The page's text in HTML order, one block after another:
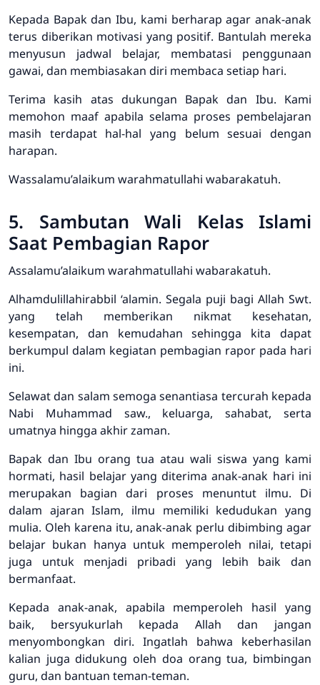
Kepada Bapak dan Ibu, kami berharap agar anak-anak
terus diberikan motivasi yang positif. Bantulah mereka
menyusun jadwal belajar, membatasi penggunaan
gawai, dan membiasakan diri membaca setiap hari.
Terima kasih atas dukungan Bapak dan Ibu. Kami
memohon maaf apabila selama proses pembelajaran
masih terdapat hal-hal yang belum sesuai dengan
harapan.
Wassalamu’alaikum warahmatullahi wabarakatuh.
5. Sambutan Wali Kelas Islami
Saat Pembagian Rapor
Assalamu’alaikum warahmatullahi wabarakatuh.
Alhamdulillahirabbil ‘alamin. Segala puji bagi Allah Swt.
yang telah memberikan nikmat kesehatan,
kesempatan, dan kemudahan sehingga kita dapat
berkumpul dalam kegiatan pembagian rapor pada hari
ini.
Selawat dan salam semoga senantiasa tercurah kepada
Nabi Muhammad saw., keluarga, sahabat, serta
umatnya hingga akhir zaman.
Bapak dan Ibu orang tua atau wali siswa yang kami
hormati, hasil belajar yang diterima anak-anak hari ini
merupakan bagian dari proses menuntut ilmu. Di
dalam ajaran Islam, ilmu memiliki kedudukan yang
mulia. Oleh karena itu, anak-anak perlu dibimbing agar
belajar bukan hanya untuk memperoleh nilai, tetapi
juga untuk menjadi pribadi yang lebih baik dan
bermanfaat.
Kepada anak-anak, apabila memperoleh hasil yang
baik, bersyukurlah kepada Allah dan jangan
menyombongkan diri. Ingatlah bahwa keberhasilan
kalian juga didukung oleh doa orang tua, bimbingan
guru, dan bantuan teman-teman.